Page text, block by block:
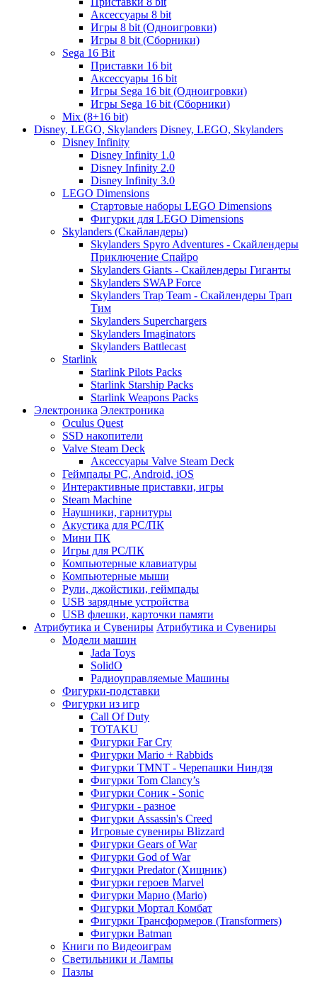
Аксессуары 8 bit
Игры 8 bit (Одноигровки)
Игры 8 bit (Сборники)
Sega 16 Bit
Приставки 16 bit
Аксессуары 16 bit
Игры Sega 16 bit (Одноигровки)
Игры Sega 16 bit (Сборники)
Mix (8+16 bit)
Disney, LEGO, Skylanders Disney, LEGO, Skylanders
Disney Infinity
Disney Infinity 1.0
Disney Infinity 2.0
Disney Infinity 3.0
LEGO Dimensions
Стартовые наборы LEGO Dimensions
Фигурки для LEGO Dimensions
Skylanders (Скайландеры)
Skylanders Spyro Adventures - Скайлендеры
Приключение Спайро
Skylanders Giants - Скайлендеры Гиганты
Skylanders SWAP Force
Skylanders Trap Team - Скайлендеры Трап
Тим
Skylanders Superchargers
Skylanders Imaginators
Skylanders Battlecast
Starlink
Starlink Pilots Packs
Starlink Starship Packs
Starlink Weapons Packs
Электроника Электроника
Oculus Quest
SSD накопители
Valve Steam Deck
Аксессуары Valve Steam Deck
Геймпады PC, Android, iOS
Интерактивные приставки, игры
Steam Machine
Наушники, гарнитуры
Акустика для PC/ПК
Мини ПК
Игры для PC/ПК
Компьютерные клавиатуры
Компьютерные мыши
Рули, джойстики, геймпады
USB зарядные устройства
USB флешки, карточки памяти
Атрибутика и Сувениры Атрибутика и Сувениры
Модели машин
Jada Toys
SolidO
Радиоуправляемые Машины
Фигурки-подставки
Фигурки из игр
Call Of Duty
TOTAKU
Фигурки Far Cry
Фигурки Mario + Rabbids
Фигурки TMNT - Черепашки Ниндзя
Фигурки Tom Clancy’s
Фигурки Соник - Sonic
Фигурки - разное
Фигурки Assassin's Creed
Игровые сувениры Blizzard
Фигурки Gears of War
Фигурки God of War
Фигурки Predator (Хищник)
Фигурки героев Marvel
Фигурки Марио (Mario)
Фигурки Мортал Комбат
Фигурки Трансформеров (Transformers)
Фигурки Batman
Книги по Видеоиграм
Светильники и Лампы
Пазлы